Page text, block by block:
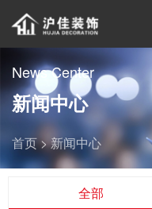
News Center
新闻中心
首页 >新闻中心
全部